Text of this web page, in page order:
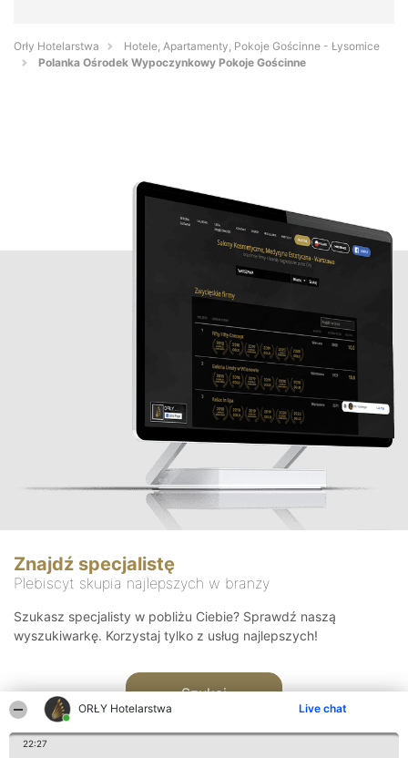
ORŁY Hotelarstwa Live chat
22:27
Orły Hotelarstwa
Hotele, Apartamenty, Pokoje Gościnne - Łysomice
Polanka Ośrodek Wypoczynkowy Pokoje Gościnne
Znajdź specjalistę
Plebiscyt skupia najlepszych w branży
Szukasz specjalisty w pobliżu Ciebie? Sprawdź naszą
wyszukiwarkę. Korzystaj tylko z usług najlepszych!
Szukaj